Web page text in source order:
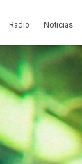
Radio Noticias